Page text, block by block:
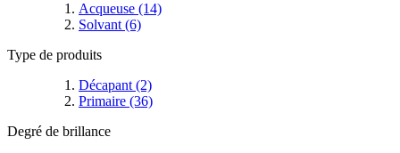
Acqueuse (14)
Solvant (6)
Type de produits
Décapant (2)
Primaire (36)
Degré de brillance